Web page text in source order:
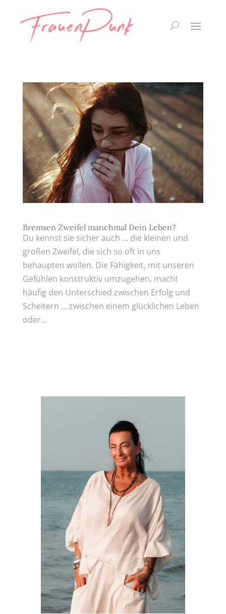
Bremsen Zweifel manchmal Dein Leben?
Du kennst sie sicher auch … die kleinen und
großen Zweifel, die sich so oft in uns
behaupten wollen. Die Fähigkeit, mit unseren
Gefühlen konstruktiv umzugehen, macht
häufig den Unterschied zwischen Erfolg und
Scheitern … zwischen einem glücklichen Leben
oder...